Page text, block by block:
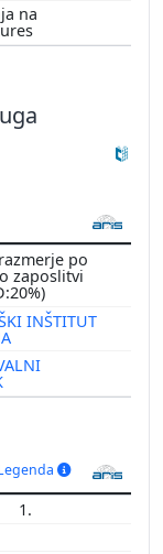
na
po
zaposlitvi
INŠTITUT
1.